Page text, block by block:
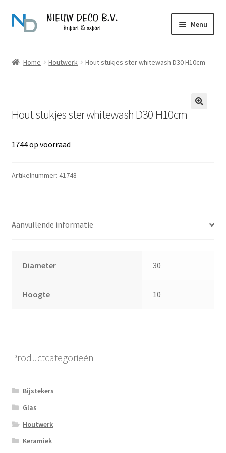
Ga
door
navigatie
Ga
naar
inhoud
Menu
Home Houtwerk Hout stukjes ster whitewash D30 H10cm
Hout stukjes ster whitewash D30 H10cm
1744 op voorraad
Artikelnummer: 41748
Aanvullende informatie
Diameter 30
Hoogte 10
Productcategorieën
Bijstekers
Glas
Houtwerk
Keramiek